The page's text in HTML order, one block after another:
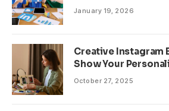
January 19, 2026
Creative Instagram
Show Your
October 27, 2025